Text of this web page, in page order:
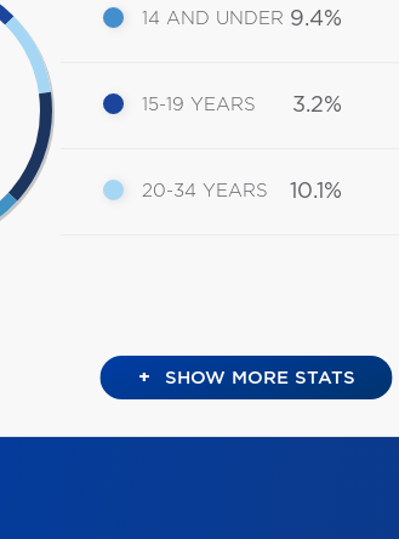
14 AND UNDER 9.4%
15-19 YEARS 3.2%
20-34 YEARS 10.1%
+ SHOW MORE STATS